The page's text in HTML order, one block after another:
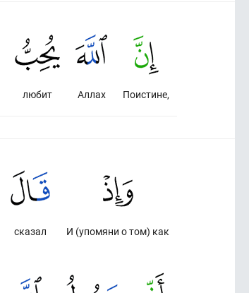
Поистине,
Аллах
любит
И (упомяни о том) как
сказал